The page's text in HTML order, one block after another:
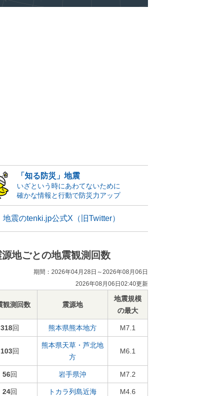
「知る防災」地震
いざという時にあわてないために
確かな情報と行動で防災力アップ
地震のtenki.jp公式X（旧Twitter）
源地ごとの地震観測回数
期間：2026年04月28日～2026年08月06日
2026年08月06日02:40更新
観測回数 震源地
地震規模
の最大
318回 熊本県熊本地方 M7.1
103回
熊本県天草・芦北地
方
M6.1
56回 岩手県沖 M7.2
24回 トカラ列島近海 M4.6